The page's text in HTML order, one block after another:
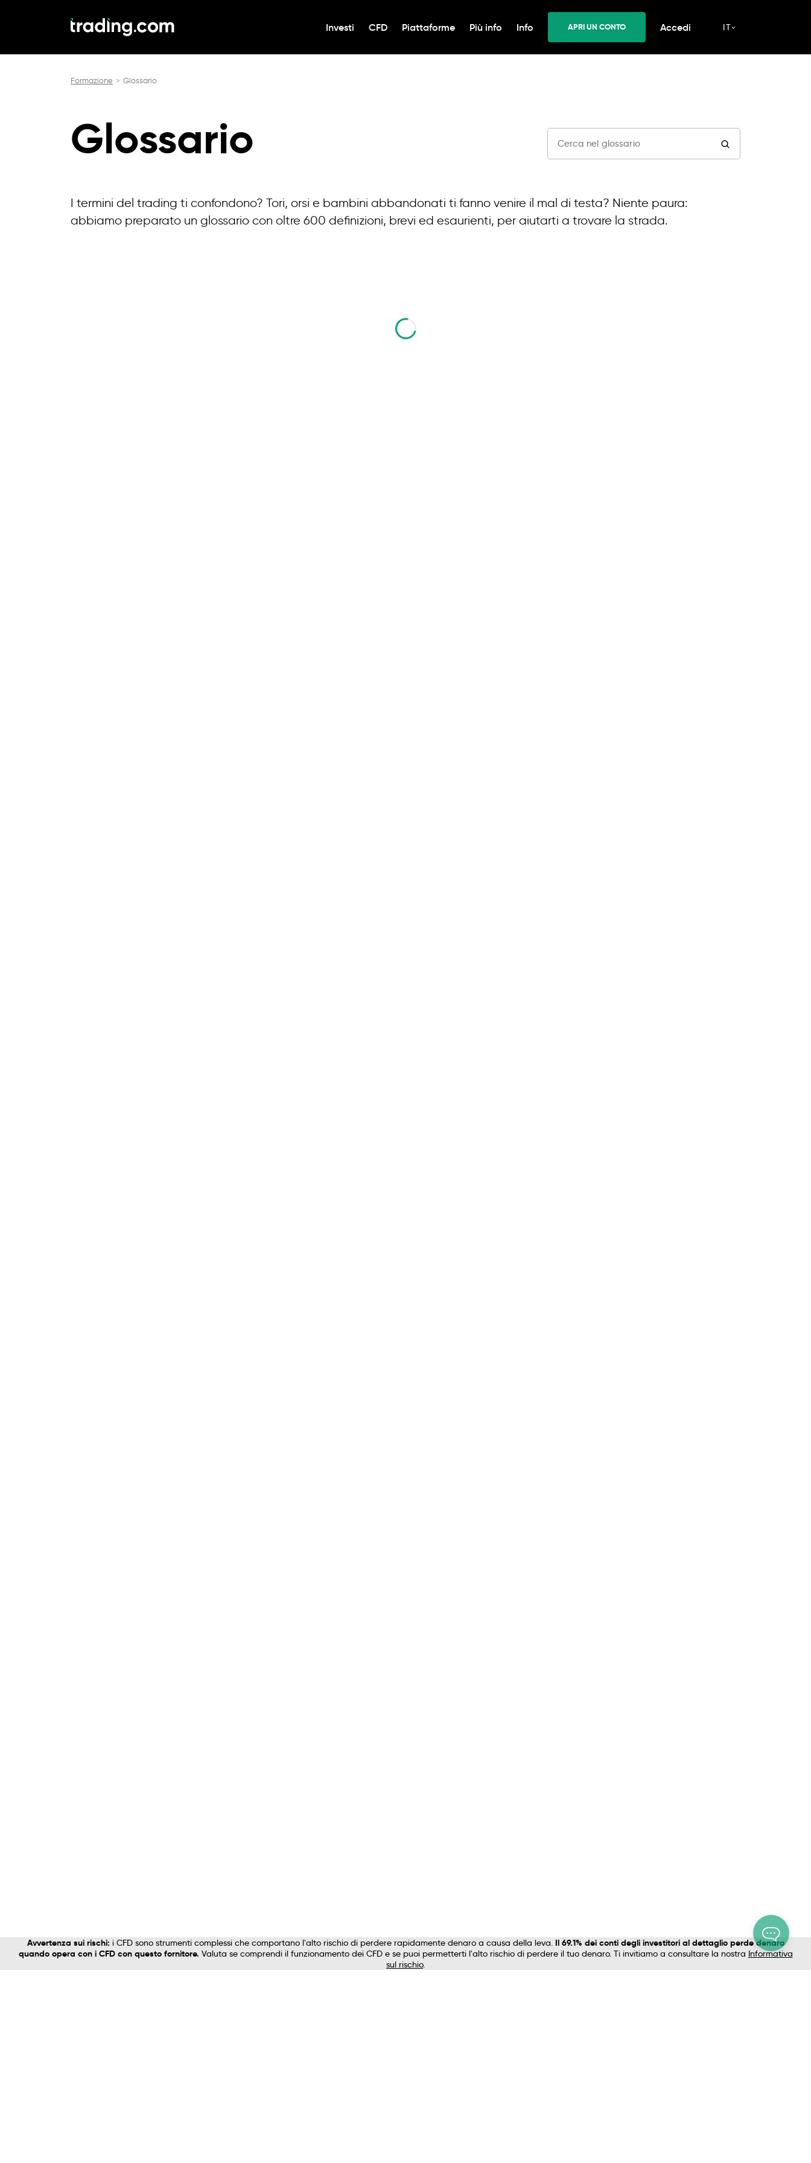
Investi CFD Piattaforme Più info Info APRI UN CONTO Accedi IT
Formazione Glossario
Glossario
I termini del trading ti confondono? Tori, orsi e bambini abbandonati ti fanno venire il mal di testa? Niente paura:
abbiamo preparato un glossario con oltre 600 definizioni, brevi ed esaurienti, per aiutarti a trovare la strada.
Avvertenza sui rischi: i CFD sono strumenti complessi che comportano l'alto rischio di perdere rapidamente denaro a causa della leva. Il 69.1% dei conti degli investitori al dettaglio perde denaro
quando opera con i CFD con questo fornitore. Valuta se comprendi il funzionamento dei CFD e se puoi permetterti l'alto rischio di perdere il tuo denaro. Ti invitiamo a consultare la nostra Informativa
sul rischio.